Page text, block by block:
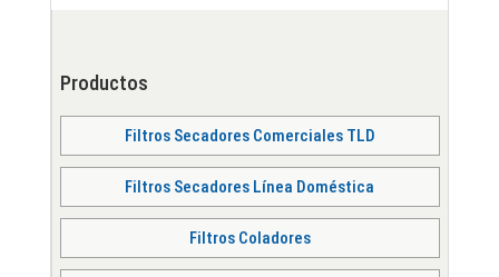
Productos
Filtros Secadores Comerciales TLD
Filtros Secadores Línea Doméstica
Filtros Coladores